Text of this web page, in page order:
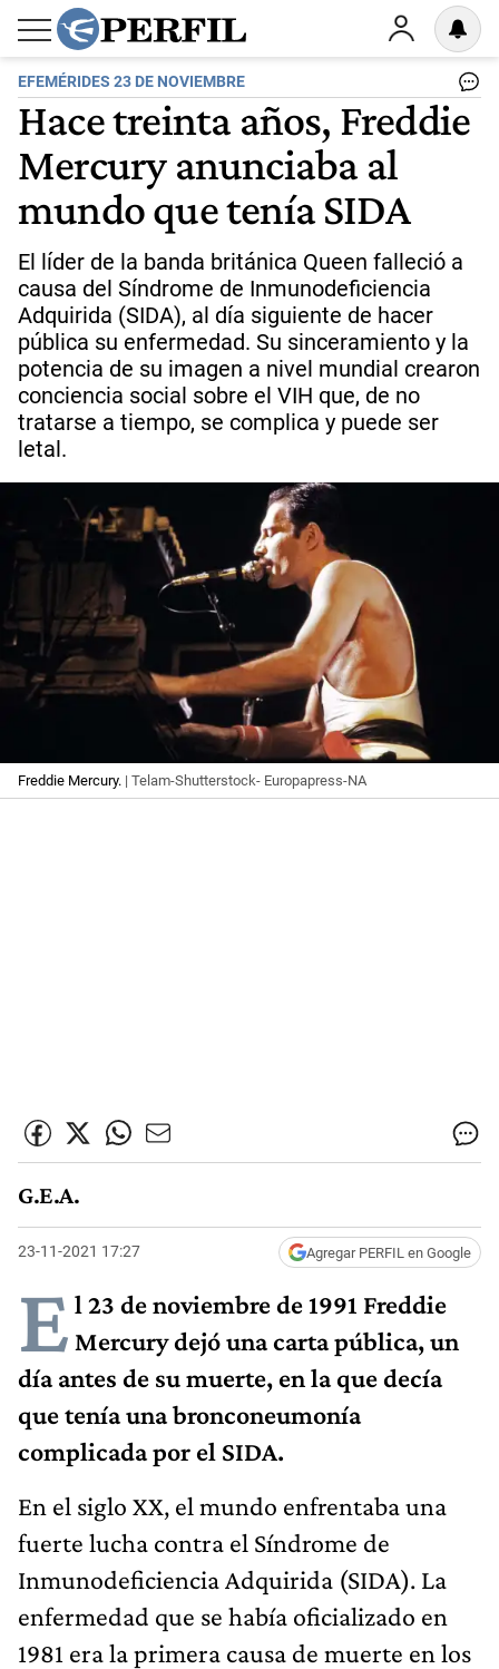
EFEMÉRIDES 23 DE NOVIEMBRE
Hace treinta años, Freddie
Mercury anunciaba al
mundo que tenía SIDA
El líder de la banda británica Queen falleció a
causa del Síndrome de Inmunodeficiencia
Adquirida (SIDA), al día siguiente de hacer
pública su enfermedad. Su sinceramiento y la
potencia de su imagen a nivel mundial crearon
conciencia social sobre el VIH que, de no
tratarse a tiempo, se complica y puede ser
letal.
Freddie Mercury. | Telam-Shutterstock- Europapress-NA
G.E.A.
23-11-2021 17:27 Agregar PERFIL en Google
E l 23 de noviembre de 1991 Freddie
Mercury dejó una carta pública, un
día antes de su muerte, en la que decía
que tenía una bronconeumonía
complicada por el SIDA.
En el siglo XX, el mundo enfrentaba una
fuerte lucha contra el Síndrome de
Inmunodeficiencia Adquirida (SIDA). La
enfermedad que se había oficializado en
1981 era la primera causa de muerte en los